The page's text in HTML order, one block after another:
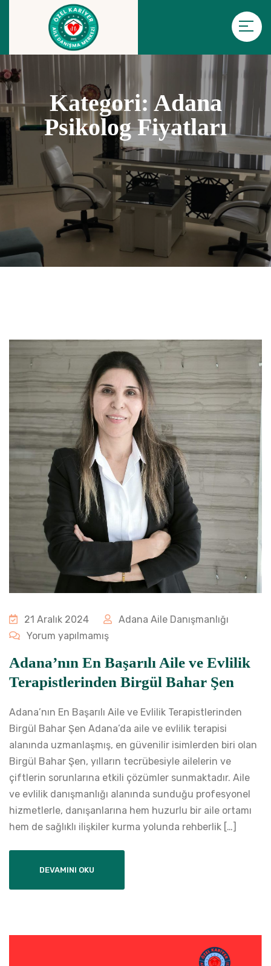
Kategori: Adana
Psikolog Fiyatları
21 Aralık 2024
Adana Aile Danışmanlığı
Yorum yapılmamış
Adana’nın En Başarılı Aile ve Evlilik
Terapistlerinden Birgül Bahar Şen
Adana’nın En Başarılı Aile ve Evlilik Terapistlerinden
Birgül Bahar Şen Adana’da aile ve evlilik terapisi
alanında uzmanlaşmış, en güvenilir isimlerden biri olan
Birgül Bahar Şen, yılların tecrübesiyle ailelerin ve
çiftlerin sorunlarına etkili çözümler sunmaktadır. Aile
ve evlilik danışmanlığı alanında sunduğu profesyonel
hizmetlerle, danışanlarına hem huzurlu bir aile ortamı
hem de sağlıklı ilişkiler kurma yolunda rehberlik […]
DEVAMINI OKU